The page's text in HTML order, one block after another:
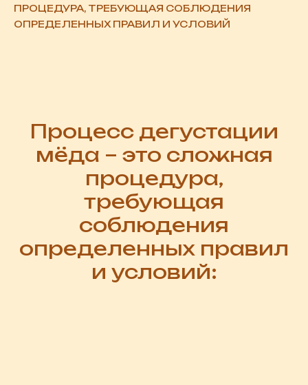
ПРОЦЕДУРА, ТРЕБУЮЩАЯ СОБЛЮДЕНИЯ
ОПРЕДЕЛЕННЫХ ПРАВИЛ И УСЛОВИЙ
Процесс дегустации
мёда – это сложная
процедура,
требующая
соблюдения
определенных правил
и условий: